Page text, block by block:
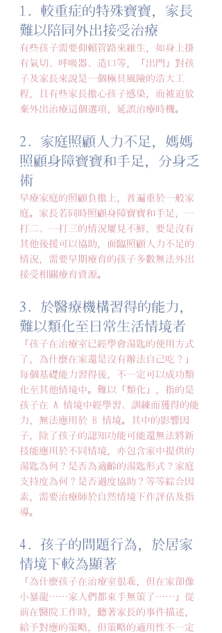
1. 較重症的特殊寶寶，家長
難以陪同外出接受治療
有些孩子需要仰賴管路來維生，如身上掛
有氣切、呼吸器、造口等，「出門」對孩
子及家長來說是一個極具風險的浩大工
程，且有些家長擔心孩子感染，而被迫放
棄外出治療這個選項，延誤治療時機。
2. 家庭照顧人力不足，媽媽
照顧身障寶寶和手足，分身乏
術
早療家庭的照顧負擔上，普遍重於一般家
庭。家長若同時照顧身障寶寶和手足，一
打二、一打三的情況屢見不鮮，要是沒有
其他後援可以協助，面臨照顧人力不足的
情況，需要早期療育的孩子多數無法外出
接受相關療育資源。
3. 於醫療機構習得的能力，
難以類化至日常生活情境者
「孩子在治療室已經學會湯匙的使用方式
了，為什麼在家還是沒有辦法自己吃？」
每個基礎能力習得後，不一定可以成功類
化至其他情境中。難以「類化」，指的是
孩子在 A 情境中經學習、訓練而獲得的能
力，無法應用於 B 情境。其中的影響因
子，除了孩子的認知功能可能還無法將新
技能應用於不同情境，亦包含家中提供的
湯匙為何？是否為適齡的湯匙形式？家庭
支持度為何？是否過度協助？等等綜合因
素，需要治療師於自然情境下作評估及指
導。
4. 孩子的問題行為，於居家
情境下較為顯著
「為什麼孩子在治療室很乖，但在家卻像
小暴龍⋯⋯家人們都束手無策了⋯⋯」從
前在醫院工作時，聽著家長的事件描述，
給予對應的策略，但策略的適用性不一定